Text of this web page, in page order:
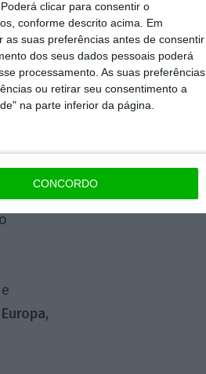
clicar para consentir o
conforme descrito acima. Em
suas preferências antes de consentir
dos seus dados pessoais poderá
processamento. As suas preferências
ou retirar seu consentimento a
na parte inferior da página.
CONCORDO
e um
na